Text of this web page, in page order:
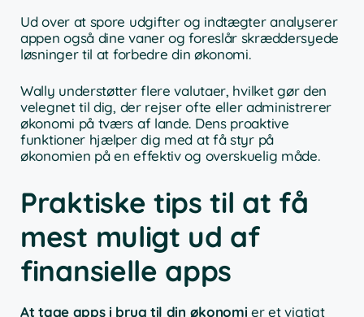
Ud over at spore udgifter og indtægter analyserer
appen også dine vaner og foreslår skræddersyede
løsninger til at forbedre din økonomi.
Wally understøtter flere valutaer, hvilket gør den
velegnet til dig, der rejser ofte eller administrerer
økonomi på tværs af lande. Dens proaktive
funktioner hjælper dig med at få styr på
økonomien på en effektiv og overskuelig måde.
Praktiske tips til at få
mest muligt ud af
finansielle apps
At tage apps i brug til din økonomi er et vigtigt